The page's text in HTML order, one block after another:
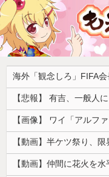
【動画】半ケツ祭り、